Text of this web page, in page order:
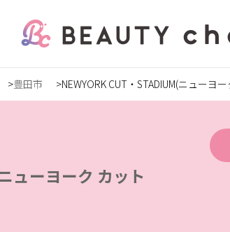
方豊田市 NEWYORK CUT・STADIUM(ニューヨ
ューヨーク カット